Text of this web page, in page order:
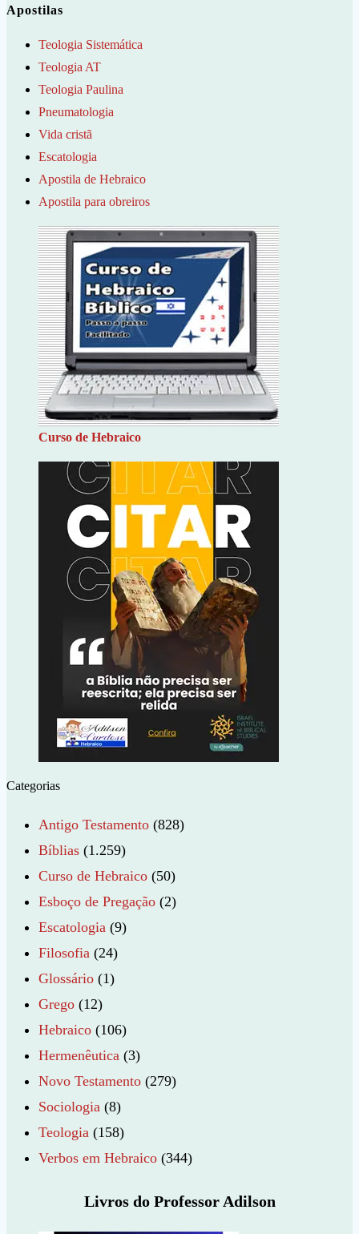
Apostilas
Teologia Sistemática
Teologia AT
Teologia Paulina
Pneumatologia
Vida cristã
Escatologia
Apostila de Hebraico
Apostila para obreiros
Curso de Hebraico
Categorias
Antigo Testamento (828)
Bíblias (1.259)
Curso de Hebraico (50)
Esboço de Pregação (2)
Escatologia (9)
Filosofia (24)
Glossário (1)
Grego (12)
Hebraico (106)
Hermenêutica (3)
Novo Testamento (279)
Sociologia (8)
Teologia (158)
Verbos em Hebraico (344)
Livros do Professor Adilson